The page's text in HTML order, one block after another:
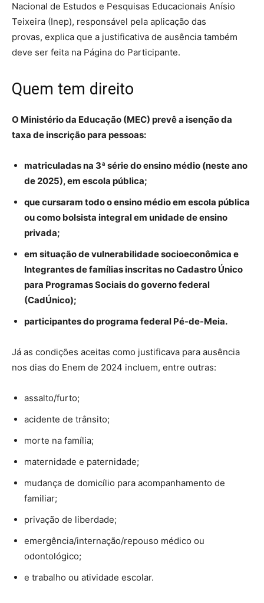
Nacional de Estudos e Pesquisas Educacionais Anísio
Teixeira (Inep), responsável pela aplicação das
provas, explica que a justificativa de ausência também
deve ser feita na Página do Participante.
Quem tem direito
O Ministério da Educação (MEC) prevê a isenção da
taxa de inscrição para pessoas:
matriculadas na 3ª série do ensino médio (neste ano
de 2025), em escola pública;
que cursaram todo o ensino médio em escola pública
ou como bolsista integral em unidade de ensino
privada;
em situação de vulnerabilidade socioeconômica e
Integrantes de famílias inscritas no Cadastro Único
para Programas Sociais do governo federal
(CadÚnico);
participantes do programa federal Pé-de-Meia.
Já as condições aceitas como justificava para ausência
nos dias do Enem de 2024 incluem, entre outras:
assalto/furto;
acidente de trânsito;
morte na família;
maternidade e paternidade;
mudança de domicílio para acompanhamento de
familiar;
privação de liberdade;
emergência/internação/repouso médico ou
odontológico;
e trabalho ou atividade escolar.